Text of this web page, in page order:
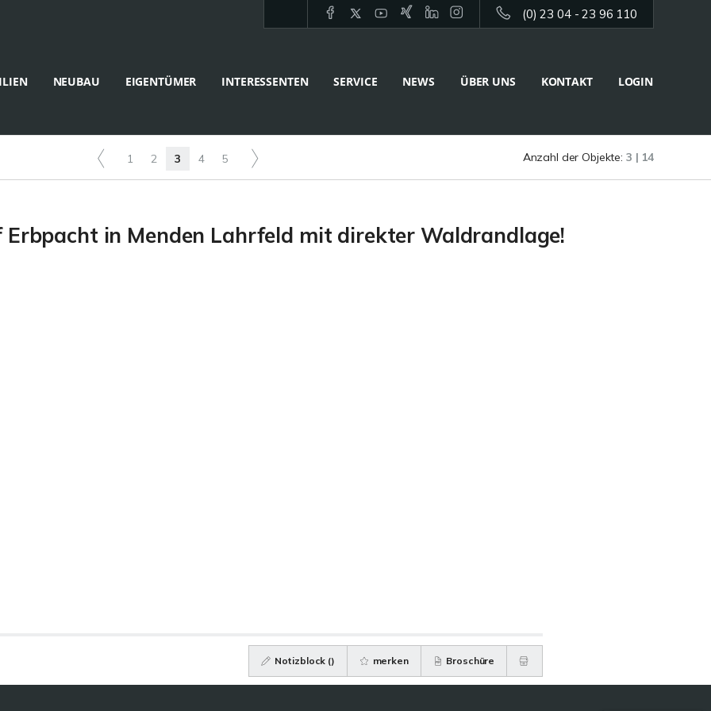
(0) 23 04 - 23 96 110
NEUBAU EIGENTÜMER INTERESSENTEN SERVICE NEWS ÜBER UNS KONTAKT LOGIN
1 2 3 4 5 Anzahl der Objekte: 3 | 14
in Menden Lahrfeld mit direkter Waldrandlage!
Notizblock () merken Broschüre